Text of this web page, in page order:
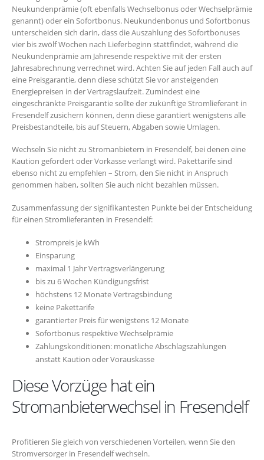
Neukundenprämie (oft ebenfalls Wechselbonus oder Wechselprämie
genannt) oder ein Sofortbonus. Neukundenbonus und Sofortbonus
unterscheiden sich darin, dass die Auszahlung des Sofortbonuses
vier bis zwölf Wochen nach Lieferbeginn stattfindet, während die
Neukundenprämie am Jahresende respektive mit der ersten
Jahresabrechnung verrechnet wird. Achten Sie auf jeden Fall auch auf
eine Preisgarantie, denn diese schützt Sie vor ansteigenden
Energiepreisen in der Vertragslaufzeit. Zumindest eine
eingeschränkte Preisgarantie sollte der zukünftige Stromlieferant in
Fresendelf zusichern können, denn diese garantiert wenigstens alle
Preisbestandteile, bis auf Steuern, Abgaben sowie Umlagen.
Wechseln Sie nicht zu Stromanbietern in Fresendelf, bei denen eine
Kaution gefordert oder Vorkasse verlangt wird. Pakettarife sind
ebenso nicht zu empfehlen – Strom, den Sie nicht in Anspruch
genommen haben, sollten Sie auch nicht bezahlen müssen.
Zusammenfassung der signifikantesten Punkte bei der Entscheidung
für einen Stromlieferanten in Fresendelf:
Strompreis je kWh
Einsparung
maximal 1 Jahr Vertragsverlängerung
bis zu 6 Wochen Kündigungsfrist
höchstens 12 Monate Vertragsbindung
keine Pakettarife
garantierter Preis für wenigstens 12 Monate
Sofortbonus respektive Wechselprämie
Zahlungskonditionen: monatliche Abschlagszahlungen
anstatt Kaution oder Vorauskasse
Diese Vorzüge hat ein
Stromanbieterwechsel in Fresendelf
Profitieren Sie gleich von verschiedenen Vorteilen, wenn Sie den
Stromversorger in Fresendelf wechseln.